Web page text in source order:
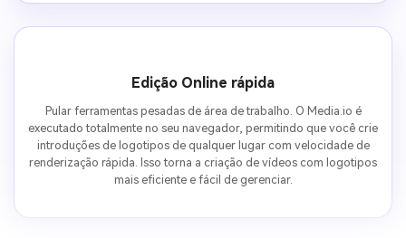
Edição Online rápida
Pular ferramentas pesadas de área de trabalho. O Media.io é
executado totalmente no seu navegador, permitindo que você crie
introduções de logotipos de qualquer lugar com velocidade de
renderização rápida. Isso torna a criação de vídeos com logotipos
mais eficiente e fácil de gerenciar.